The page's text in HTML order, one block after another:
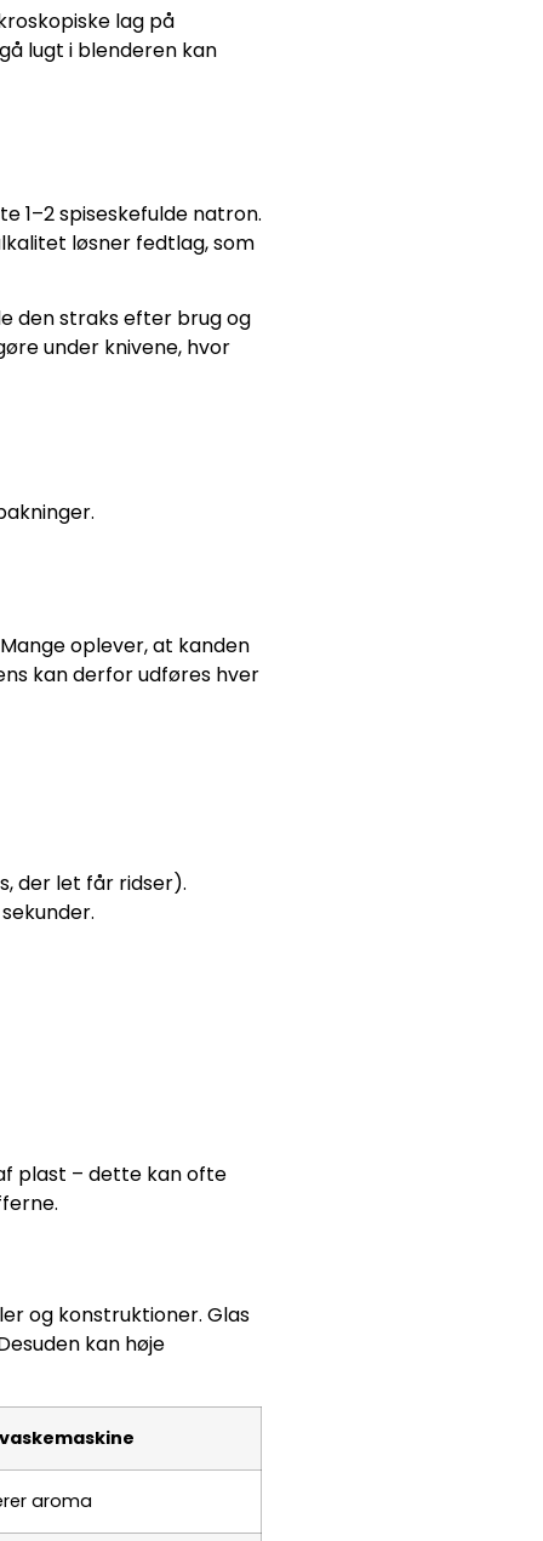
lag på
lugt i blenderen kan
1–2 spiseskefulde natron.
løsner fedtlag, som
den straks efter brug og
under knivene, hvor
oplever, at kanden
kan derfor udføres hver
der let får ridser).
plast – dette kan ofte
og konstruktioner. Glas
kan høje
aroma